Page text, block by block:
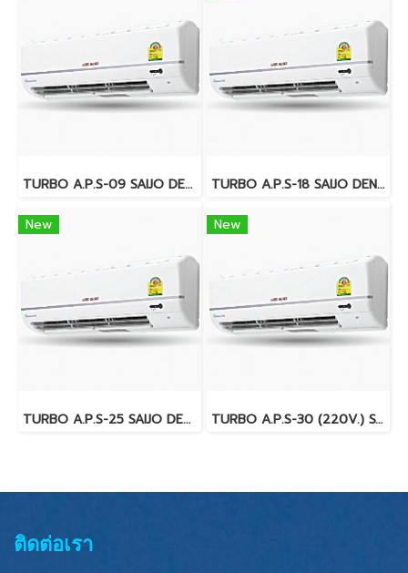
TURBO A.P.S-09 SAIJO DENKI (แอร์ซัยโจเด็นกิ) Fixed Speed น้ำยา R32 9,563 BTU. พร้อมบริการติดตั้ง TURBO A.P.S-18 SAIJO DENKI (แอร์ซัยโจเด็นกิ) Fixed Speed น้ำยา R32 18,905 BTU. พร้อมบริการติดตั้ง
New
TURBO A.P.S-25 SAIJO DENKI (แอร์ซัยโจเด็นกิ) Fixed Speed น้ำยา R32 25,498 BTU. พร้อมบริการติดตั้ง
New
TURBO A.P.S-30 (220V.) SAIJO DENKI (แอร์ซัยโจเด็นกิ) Fixed Speed น้ำยา R32 30,219 BTU. พร้อมบริการติดตั้ง
ติดต่อเรา